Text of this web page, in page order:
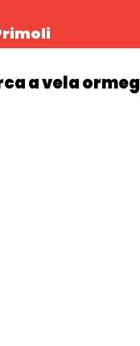
a vela